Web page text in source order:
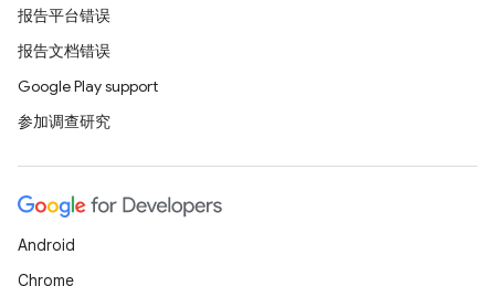
报告平台错误
报告文档错误
Google Play support
参加调查研究
Android
Chrome